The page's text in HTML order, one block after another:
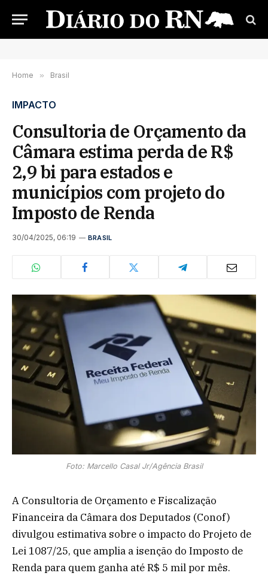
Home » Brasil
IMPACTO
Consultoria de Orçamento da
Câmara estima perda de R$
2,9 bi para estados e
municípios com projeto do
Imposto de Renda
30/04/2025, 06:19 BRASIL
Foto: Marcello Casal Jr/Agência Brasil
A Consultoria de Orçamento e Fiscalização
Financeira da Câmara dos Deputados (Conof)
divulgou estimativa sobre o impacto do Projeto de
Lei 1087/25, que amplia a isenção do Imposto de
Renda para quem ganha até R$ 5 mil por mês.